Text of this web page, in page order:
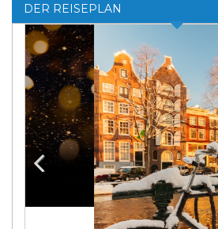
DER REISEPLAN
ous